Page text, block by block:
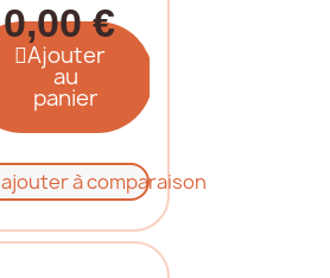
0,00 €
Ajouter
au
panier
ajouter à comparaison